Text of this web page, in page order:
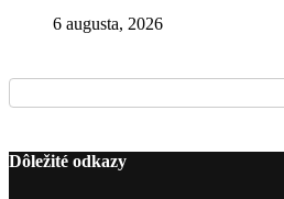
6 augusta, 2026
Dôležité odkazy